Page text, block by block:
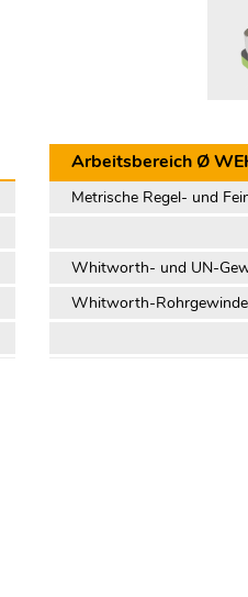
Arbeitsbereich Ø
Metrische Regel- und
Whitworth- und UN-
Whitworth-